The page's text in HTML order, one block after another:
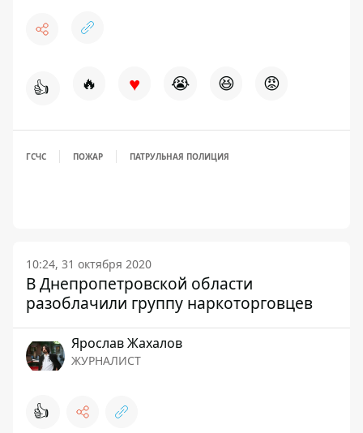
👍 🔥 ♥ 😭 😆 😡
ГСЧС ПОЖАР ПАТРУЛЬНАЯ ПОЛИЦИЯ
10:24, 31 октября 2020
В Днепропетровской области
разоблачили группу наркоторговцев
Ярослав Жахалов
ЖУРНАЛИСТ
👍